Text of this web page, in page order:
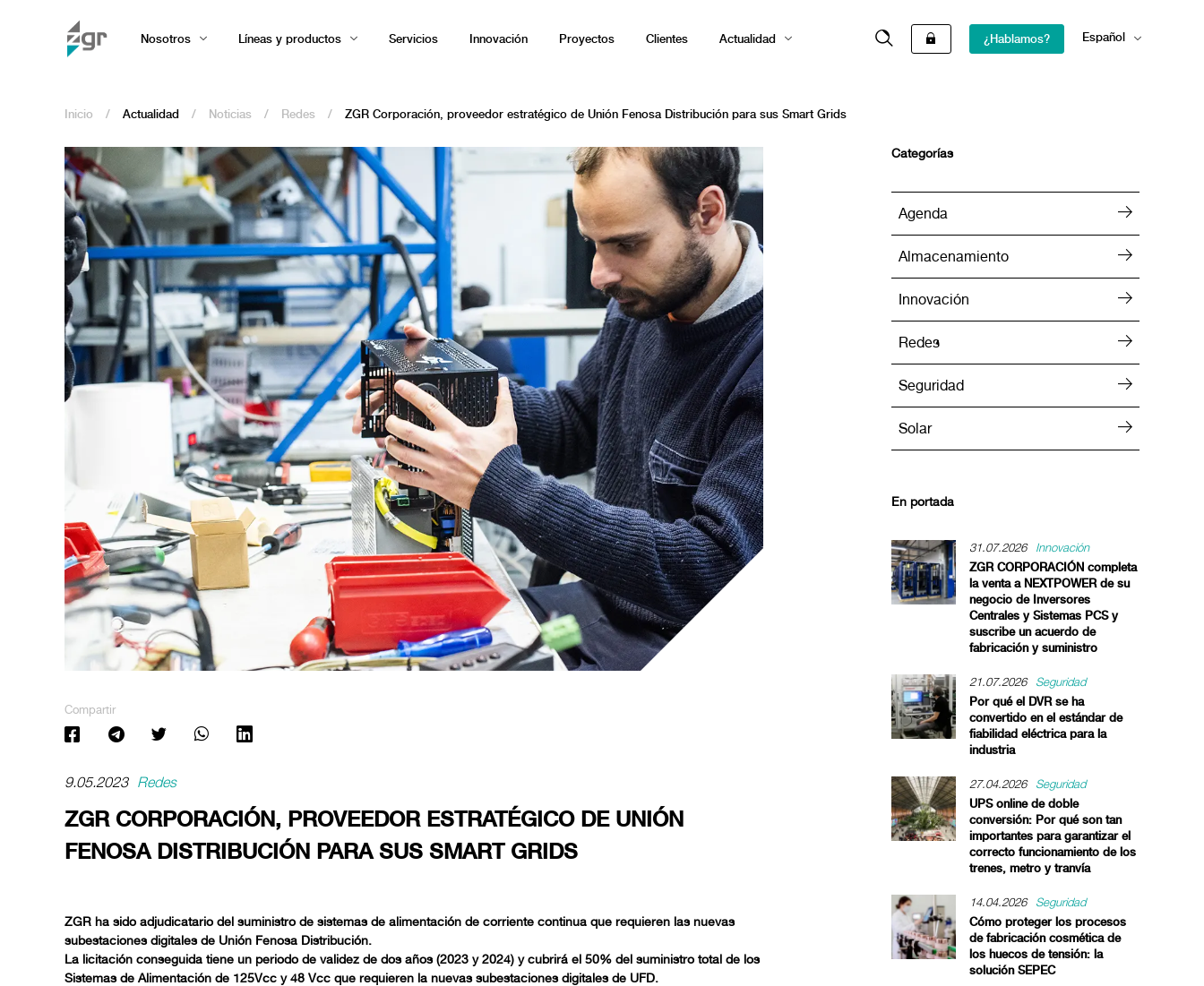
Nosotros Líneas y productos Servicios Innovación Proyectos Clientes Actualidad ¿Hablamos?
Español
Inicio / Actualidad / Noticias / Redes / ZGR Corporación, proveedor estratégico de Unión Fenosa Distribución para sus Smart Grids
Compartir
9.05.2023 Redes
ZGR CORPORACIÓN, PROVEEDOR ESTRATÉGICO DE UNIÓN
FENOSA DISTRIBUCIÓN PARA SUS SMART GRIDS
ZGR ha sido adjudicatario del suministro de sistemas de alimentación de corriente continua que requieren las nuevas
subestaciones digitales de Unión Fenosa Distribución.
La licitación conseguida tiene un periodo de validez de dos años (2023 y 2024) y cubrirá el 50% del suministro total de los
Sistemas de Alimentación de 125Vcc y 48 Vcc que requieren la nuevas subestaciones digitales de UFD.
Categorías
Agenda
Almacenamiento
Innovación
Redes
Seguridad
Solar
En portada
31.07.2026 Innovación
ZGR CORPORACIÓN completa
la venta a NEXTPOWER de su
negocio de Inversores
Centrales y Sistemas PCS y
suscribe un acuerdo de
fabricación y suministro
21.07.2026 Seguridad
Por qué el DVR se ha
convertido en el estándar de
fiabilidad eléctrica para la
industria
27.04.2026 Seguridad
UPS online de doble
conversión: Por qué son tan
importantes para garantizar el
correcto funcionamiento de los
trenes, metro y tranvía
14.04.2026 Seguridad
Cómo proteger los procesos
de fabricación cosmética de
los huecos de tensión: la
solución SEPEC